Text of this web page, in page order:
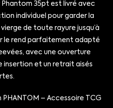
35pt est livré avec
individuel pour garder la
de toute rayure jusqu’à
le rend parfaitement adapté
avec une ouverture
insertion et un retrait aisés
– Accessoire TCG